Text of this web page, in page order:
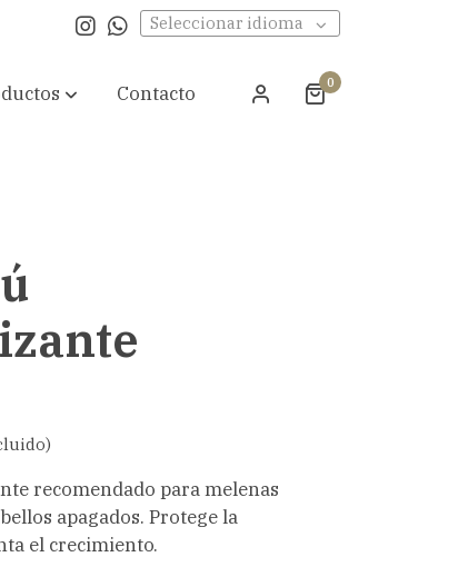
Seleccionar idioma
Contacto 0
recomendado para melenas
apagados. Protege la
el crecimiento.